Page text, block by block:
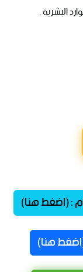
البشرية.
: (اضغط هنا)
هنا)